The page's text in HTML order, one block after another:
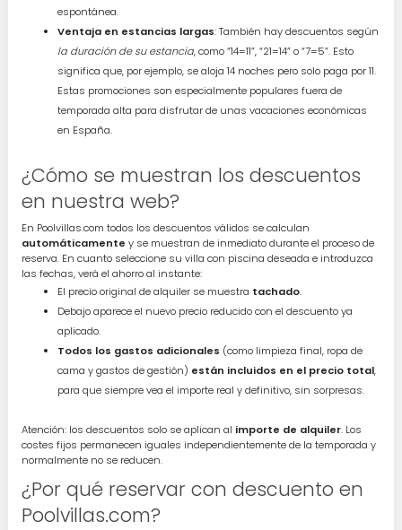
espontánea.
Ventaja en estancias largas: También hay descuentos según
la duración de su estancia, como “14=11”, “21=14” o “7=5”. Esto
significa que, por ejemplo, se aloja 14 noches pero solo paga por 11.
Estas promociones son especialmente populares fuera de
temporada alta para disfrutar de unas vacaciones económicas
en España.
¿Cómo se muestran los descuentos
en nuestra web?
En Poolvillas.com todos los descuentos válidos se calculan
automáticamente y se muestran de inmediato durante el proceso de
reserva. En cuanto seleccione su villa con piscina deseada e introduzca
las fechas, verá el ahorro al instante:
El precio original de alquiler se muestra tachado.
Debajo aparece el nuevo precio reducido con el descuento ya
aplicado.
Todos los gastos adicionales (como limpieza final, ropa de
cama y gastos de gestión) están incluidos en el precio total,
para que siempre vea el importe real y definitivo, sin sorpresas.
Atención: los descuentos solo se aplican al importe de alquiler. Los
costes fijos permanecen iguales independientemente de la temporada y
normalmente no se reducen.
¿Por qué reservar con descuento en
Poolvillas.com?